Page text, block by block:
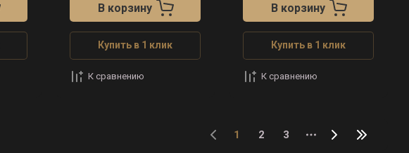
В корзину
Купить в 1 клик
К сравнению
В корзину
Купить в 1 клик
К сравнению
1 2 3